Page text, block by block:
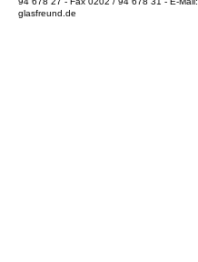
glasfreund.de